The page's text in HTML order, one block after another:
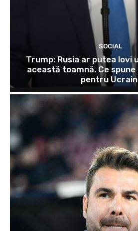
SOCIAL
Trump: Rusia ar putea lovi
această toamnă. Ce
pentru